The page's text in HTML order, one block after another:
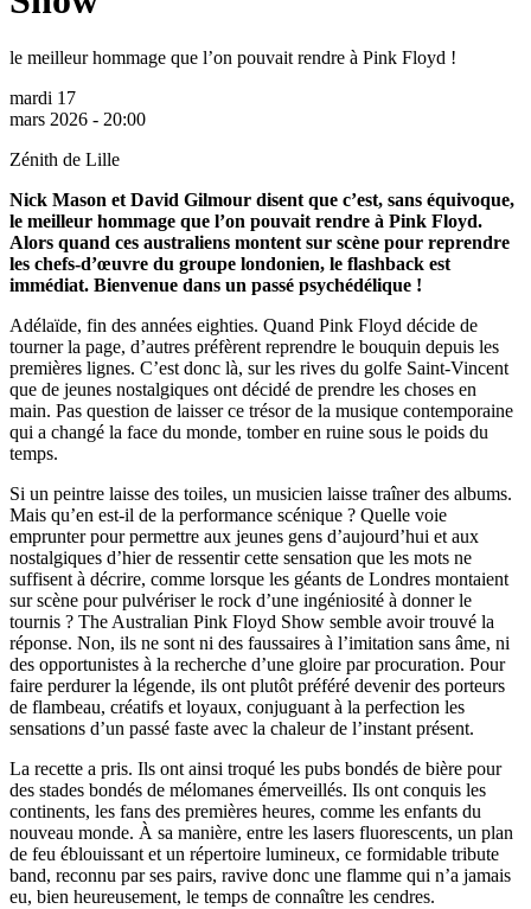
le meilleur hommage que l’on pouvait rendre à Pink Floyd !
mardi 17
mars 2026 - 20:00
Zénith de Lille
Nick Mason et David Gilmour disent que c’est, sans équivoque,
le meilleur hommage que l’on pouvait rendre à Pink Floyd.
Alors quand ces australiens montent sur scène pour reprendre
les chefs-d’œuvre du groupe londonien, le flashback est
immédiat. Bienvenue dans un passé psychédélique !
Adélaïde, fin des années eighties. Quand Pink Floyd décide de
tourner la page, d’autres préfèrent reprendre le bouquin depuis les
premières lignes. C’est donc là, sur les rives du golfe Saint-Vincent
que de jeunes nostalgiques ont décidé de prendre les choses en
main. Pas question de laisser ce trésor de la musique contemporaine
qui a changé la face du monde, tomber en ruine sous le poids du
temps.
Si un peintre laisse des toiles, un musicien laisse traîner des albums.
Mais qu’en est-il de la performance scénique ? Quelle voie
emprunter pour permettre aux jeunes gens d’aujourd’hui et aux
nostalgiques d’hier de ressentir cette sensation que les mots ne
suffisent à décrire, comme lorsque les géants de Londres montaient
sur scène pour pulvériser le rock d’une ingéniosité à donner le
tournis ? The Australian Pink Floyd Show semble avoir trouvé la
réponse. Non, ils ne sont ni des faussaires à l’imitation sans âme, ni
des opportunistes à la recherche d’une gloire par procuration. Pour
faire perdurer la légende, ils ont plutôt préféré devenir des porteurs
de flambeau, créatifs et loyaux, conjuguant à la perfection les
sensations d’un passé faste avec la chaleur de l’instant présent.
La recette a pris. Ils ont ainsi troqué les pubs bondés de bière pour
des stades bondés de mélomanes émerveillés. Ils ont conquis les
continents, les fans des premières heures, comme les enfants du
nouveau monde. À sa manière, entre les lasers fluorescents, un plan
de feu éblouissant et un répertoire lumineux, ce formidable tribute
band, reconnu par ses pairs, ravive donc une flamme qui n’a jamais
eu, bien heureusement, le temps de connaître les cendres.